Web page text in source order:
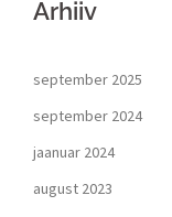
Arhiiv
september 2025
september 2024
jaanuar 2024
august 2023